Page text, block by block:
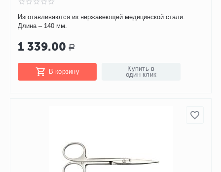
Изготавливаются из нержавеющей медицинской стали.
Длина – 140 мм.
1 339.00 Р
В корзину
Купить в
один клик